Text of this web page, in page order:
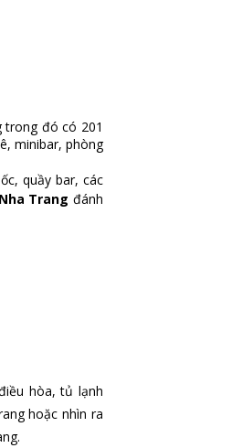
trong đó có 201
minibar, phòng
quầy bar, các
Trang đánh
hòa, tủ lạnh
hoặc nhìn ra